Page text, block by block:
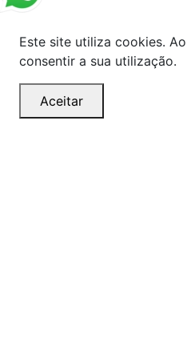
Este site utiliza cookies.
consentir a sua utilização.
Aceitar